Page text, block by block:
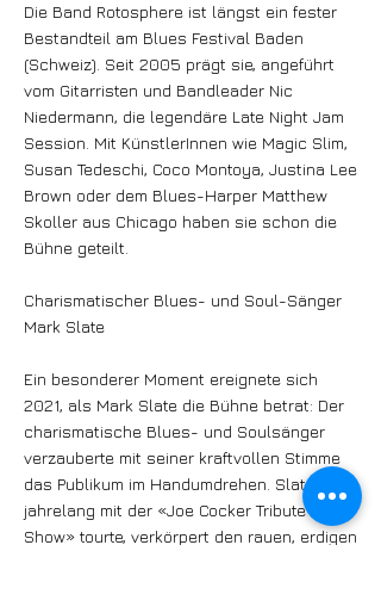
Die Band Rotosphere ist längst ein fester
Bestandteil am Blues Festival Baden
(Schweiz). Seit 2005 prägt sie, angeführt
vom Gitarristen und Bandleader Nic
Niedermann, die legendäre Late Night Jam
Session. Mit KünstlerInnen wie Magic Slim,
Susan Tedeschi, Coco Montoya, Justina Lee
Brown oder dem Blues-Harper Matthew
Skoller aus Chicago haben sie schon die
Bühne geteilt.
Charismatischer Blues- und Soul-Sänger
Mark Slate
Ein besonderer Moment ereignete sich
2021, als Mark Slate die Bühne betrat: Der
charismatische Blues- und Soulsänger
verzauberte mit seiner kraftvollen Stimme
das Publikum im Handumdrehen. Slate, der
jahrelang mit der «Joe Cocker Tribute
Show» tourte, verkörpert den rauen, erdigen